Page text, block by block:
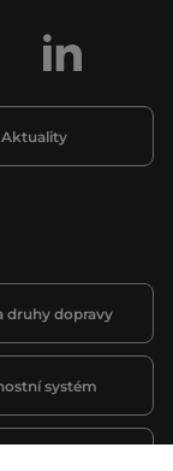
druhy dopravy
systém
Aktuality
LinkedIn